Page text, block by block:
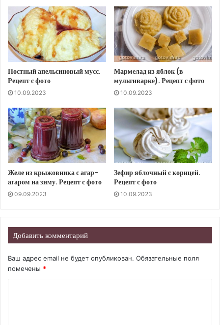
Постный апельсиновый мусс.
Рецепт с фото
10.09.2023
Мармелад из яблок (в
мультиварке). Рецепт с фото
10.09.2023
Желе из крыжовника с агар-
агаром на зиму. Рецепт с фото
09.09.2023
Зефир яблочный с корицей.
Рецепт с фото
10.09.2023
Добавить комментарий
Ваш адрес email не будет опубликован. Обязательные поля
помечены *